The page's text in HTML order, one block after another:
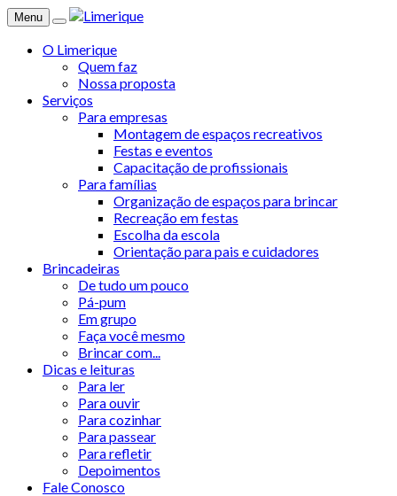
Menu
O Limerique
Quem faz
Nossa proposta
Serviços
Para empresas
Montagem de espaços recreativos
Festas e eventos
Capacitação de profissionais
Para famílias
Organização de espaços para brincar
Recreação em festas
Escolha da escola
Orientação para pais e cuidadores
Brincadeiras
De tudo um pouco
Pá-pum
Em grupo
Faça você mesmo
Brincar com...
Dicas e leituras
Para ler
Para ouvir
Para cozinhar
Para passear
Para refletir
Depoimentos
Fale Conosco